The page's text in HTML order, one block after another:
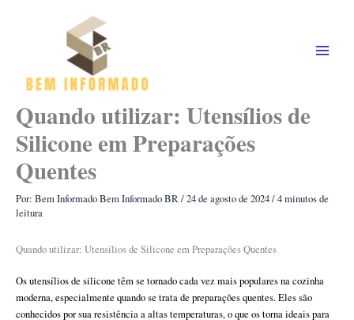
Quando utilizar: Utensílios de
Silicone em Preparações
Quentes
Por: Bem InformadoBem Informado BR/24 de agosto de 2024/4 minutos de
leitura
Quando utilizar: Utensílios de Silicone em Preparações Quentes
Os utensílios de silicone têm se tornado cada vez mais populares na cozinha
moderna, especialmente quando se trata de preparações quentes. Eles são
conhecidos por sua resistência a altas temperaturas, o que os torna ideais para